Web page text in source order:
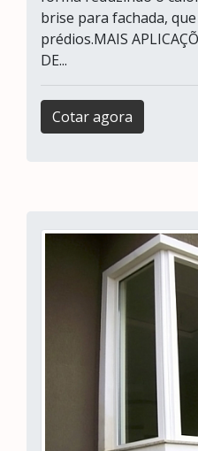
brise para fachada,
prédios.MAIS
DE...
Cotar agora